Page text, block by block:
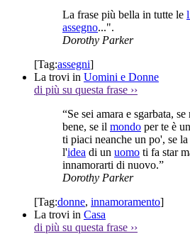
La frase più bella in tutte le
assegno...".
Dorothy Parker
[Tag:assegni]
La trovi in Uomini e Donne
di più su questa frase ››
“Se sei amara e sgarbata,
bene, se il mondo per te è
ti piaci neanche un po', se la
l'idea di un uomo ti fa star
innamorarti di nuovo.”
Dorothy Parker
[Tag:donne, innamoramento]
La trovi in Casa
di più su questa frase ››